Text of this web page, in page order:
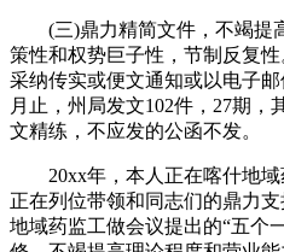
(三)鼎力精简文件，不竭提
策性和权势巨子性，节制反复
采纳传实或便文通知或以电子
月止，州局发文102件，27期，
文精练，不应发的公函不发。
20xx年，本人正在喀什地域
正在列位带领和同志们的鼎力
地域药监工做会议提出的“五个